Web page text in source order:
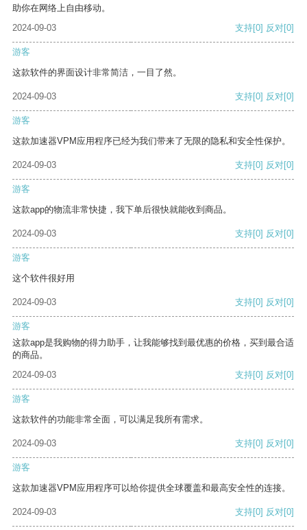
助你在网络上自由移动。
2024-09-03
支持[0] 反对[0]
游客
这款软件的界面设计非常简洁，一目了然。
2024-09-03 支持[0] 反对[0]
游客
这款加速器VPM应用程序已经为我们带来了无限的隐私和安全性保护。
2024-09-03 支持[0] 反对[0]
游客
这款app的物流非常快捷，我下单后很快就能收到商品。
2024-09-03 支持[0] 反对[0]
游客
这个软件很好用
2024-09-03 支持[0] 反对[0]
游客
这款app是我购物的得力助手，让我能够找到最优惠的价格，买到最合适
的商品。
2024-09-03
支持[0] 反对[0]
游客
这款软件的功能非常全面，可以满足我所有需求。
2024-09-03 支持[0] 反对[0]
游客
这款加速器VPM应用程序可以给你提供全球覆盖和最高安全性的连接。
2024-09-03 支持[0] 反对[0]